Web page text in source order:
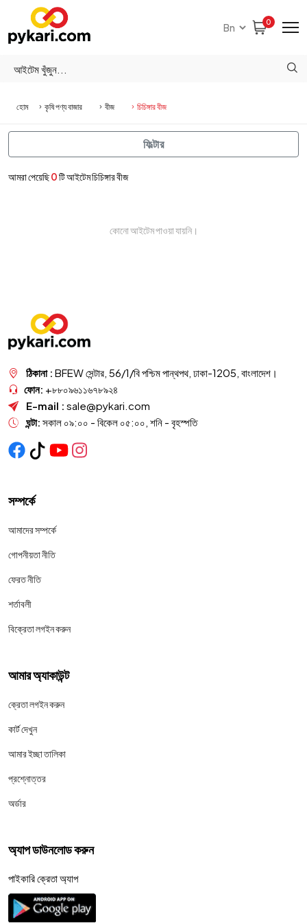
0
হোম কৃষি পণ্য বাজার বীজ চিচিঙ্গার বীজ
আমরা পেয়েছি0টি আইটেম চিচিঙ্গার বীজ
কোনো আইটেম পাওয়া যায়নি।
ফিল্টার
ঠিকানা : BFEW সেন্টার, 56/1/বি পশ্চিম পান্থপথ, ঢাকা-1205, বাংলাদেশ।
ফোন: +৮৮০৯৬১১৬৭৮৯২৪
E-mail : sale@pykari.com
ঘন্টা: সকাল ০৯:০০ - বিকেল ০৫:০০, শনি - বৃহস্পতি
সম্পর্কে
আমাদের সম্পর্কে
গোপনীয়তা নীতি
ফেরত নীতি
শর্তাবলী
বিক্রেতা লগইন করুন
আমার অ্যাকাউন্ট
ক্রেতা লগইন করুন
কার্ট দেখুন
আমার ইচ্ছা তালিকা
প্রশ্নোত্তর
অর্ডার
অ্যাপ ডাউনলোড করুন
পাইকারি ক্রেতা অ্যাপ